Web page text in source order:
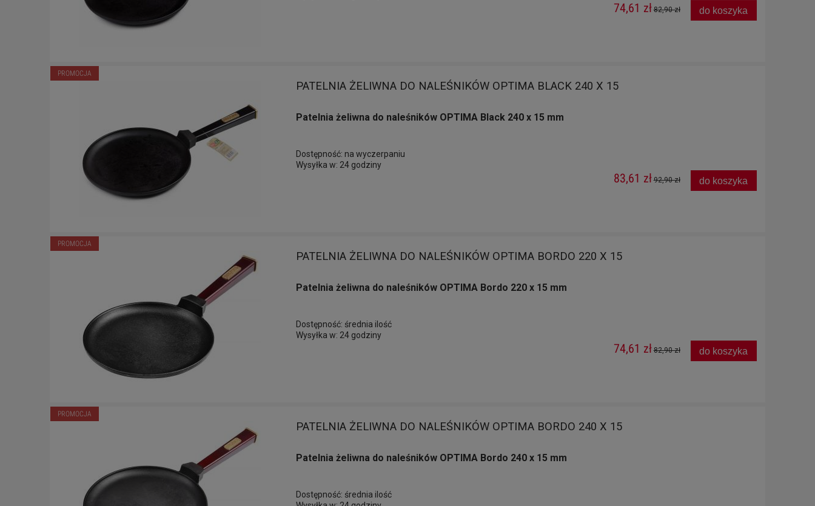
74,61 zł 82,90 zł do koszyka
PATELNIA ŻELIWNA DO NALEŚNIKÓW OPTIMA BLACK 240 X 15
Patelnia żeliwna do naleśników OPTIMA Black 240 x 15 mm
Dostępność: na wyczerpaniu
Wysyłka w: 24 godziny
83,61 zł 92,90 zł do koszyka
PROMOCJA
PATELNIA ŻELIWNA DO NALEŚNIKÓW OPTIMA BORDO 220 X 15
Patelnia żeliwna do naleśników OPTIMA Bordo 220 x 15 mm
Dostępność: średnia ilość
Wysyłka w: 24 godziny
74,61 zł 82,90 zł do koszyka
PROMOCJA
PATELNIA ŻELIWNA DO NALEŚNIKÓW OPTIMA BORDO 240 X 15
Patelnia żeliwna do naleśników OPTIMA Bordo 240 x 15 mm
Dostępność: średnia ilość
PROMOCJA